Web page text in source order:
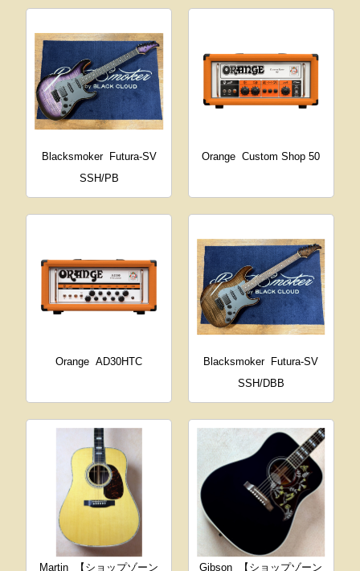
Blacksmoker
Futura-SV
SSH/PB
Orange Custom Shop 50
Orange AD30HTC Blacksmoker
Futura-SV
SSH/DBB
Martin 【ショップゾーン Gibson 【ショップゾーン